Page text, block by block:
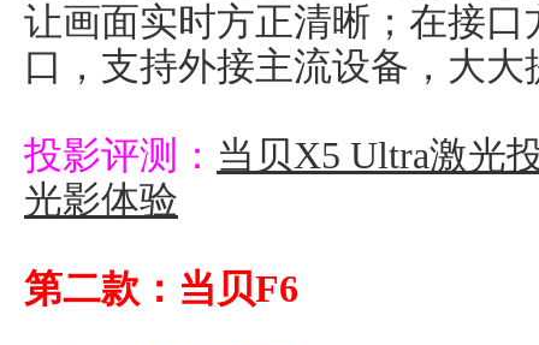
让画面实时方正清晰；在接
口，支持外接主流设备，大大
投影评测： 当贝X5 Ultra激光
光影体验
第二款：当贝F6